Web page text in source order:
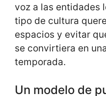
voz a las entidades
tipo de cultura
espacios y evitar
se convirtiera en
temporada.
Un modelo de